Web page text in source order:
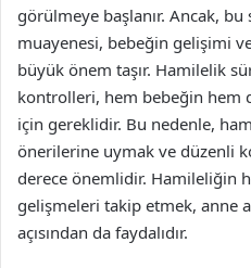
görülmeye başlanır. Ancak,
muayenesi, bebeğin gelişimi ve
büyük önem taşır. Hamilelik
kontrolleri, hem bebeğin hem
için gereklidir. Bu nedenle,
önerilerine uymak ve düzenli
derece önemlidir. Hamileliğin
gelişmeleri takip etmek, anne
açısından da faydalıdır.